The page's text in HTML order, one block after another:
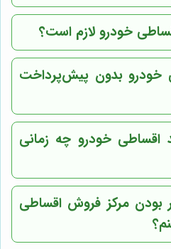
خودرو لازم است؟
خودرو بدون پیش‌پرداخت
اقساطی خودرو چه زمانی
بودن مرکز فروش اقساطی